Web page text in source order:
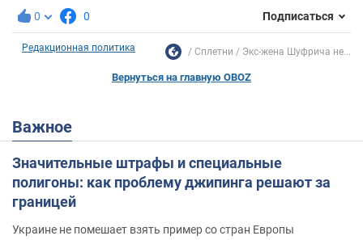
0 0 Подписаться
Редакционная политика Сплетни Экс-жена Шуфрича не...
Вернуться на главную OBOZ
Важное
Значительные штрафы и специальные
полигоны: как проблему джипинга решают за
границей
Украине не помешает взять пример со стран Европы